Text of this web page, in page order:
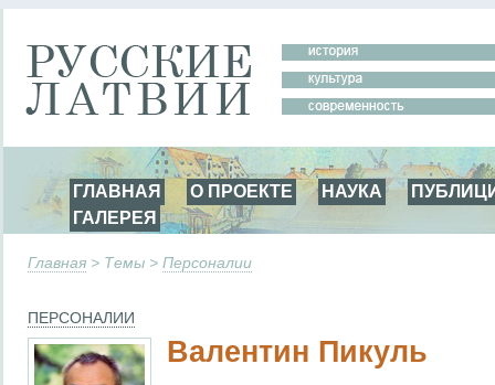
ГЛАВНАЯ О ПРОЕКТЕ НАУКА
ГАЛЕРЕЯ
Главная > Темы > Персоналии
ПЕРСОНАЛИИ
Валентин Пикуль